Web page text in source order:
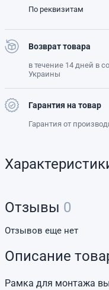
По реквизитам
Возврат товара
в течение 14 дней в
Украины
Гарантия на товар
Гарантия от
Отзывы 0
Отзывов еще нет
Описание
Рамка для монтажа